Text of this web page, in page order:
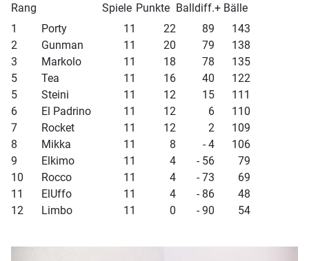
Rang Spiele Punkte Balldiff.+ Bälle
1
Porty 11 22 89
143
2
Gunman 11 20 79
138
3
Markolo 11 18 78
135
5
Tea 11 16 40
122
5
Steini 11 12 15
111
6
El Padrino 11 12 6
110
7
Rocket 11 12 2
109
8
Mikka 11 8 - 4
106
9
Elkimo 11 4 - 56
79
10
Rocco 11 4 - 73
69
11
ElUffo 11 4 - 86
48
12
Limbo 11 0 - 90 54